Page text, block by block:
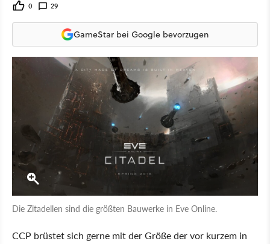
0 29
GameStar bei Google bevorzugen
Die Zitadellen sind die größten Bauwerke in Eve Online.
CCP brüstet sich gerne mit der Größe der vor kurzem in